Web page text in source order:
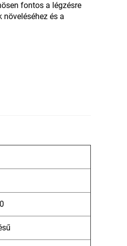
fontos a légzésre
és a